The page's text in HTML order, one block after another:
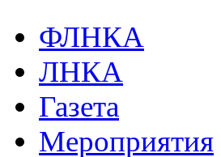
ФЛНКА
ЛНКА
Газета
Мероприятия